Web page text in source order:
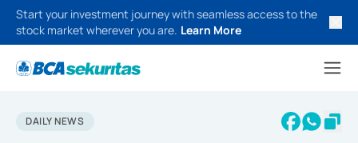
Start your investment journey with seamless access to the
stock market wherever you are. Learn More
DAILY NEWS